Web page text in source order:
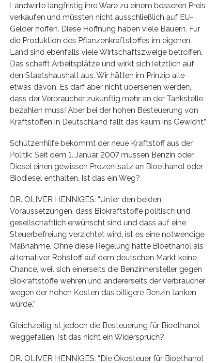
Landwirte langfristig ihre Ware zu einem besseren Preis
verkaufen und müssten nicht ausschließlich auf EU-
Gelder hoffen. Diese Hoffnung haben viele Bauern. Für
die Produktion des Pflanzenkraftstoffes im eigenen
Land sind ebenfalls viele Wirtschaftszweige betroffen.
Das schafft Arbeitsplätze und wirkt sich letztlich auf
den Staatshaushalt aus. Wir hätten im Prinzip alle
etwas davon. Es darf aber nicht übersehen werden,
dass der Verbraucher zukünftig mehr an der Tankstelle
bezahlen muss! Aber bei der hohen Besteuerung von
Kraftstoffen in Deutschland fällt das kaum ins Gewicht.”
Schützenhilfe bekommt der neue Kraftstoff aus der
Politik: Seit dem 1. Januar 2007 müssen Benzin oder
Diesel einen gewissen Prozentsatz an Bioethanol oder
Biodiesel enthalten. Ist das ein Weg?
DR. OLIVER HENNIGES: “Unter den beiden
Voraussetzungen, dass Biokraftstoffe politisch und
gesellschaftlich erwünscht sind und dass auf eine
Steuerbefreiung verzichtet wird, ist es eine notwendige
Maßnahme. Ohne diese Regelung hätte Bioethanol als
alternativer Rohstoff auf dem deutschen Markt keine
Chance, weil sich einerseits die Benzinhersteller gegen
Biokraftstoffe wehren und andererseits der Verbraucher
wegen der hohen Kosten das billigere Benzin tanken
würde.”
Gleichzeitig ist jedoch die Besteuerung für Bioethanol
weggefallen. Ist das nicht ein Widerspruch?
DR. OLIVER HENNIGES: “Die Ökosteuer für Bioethanol